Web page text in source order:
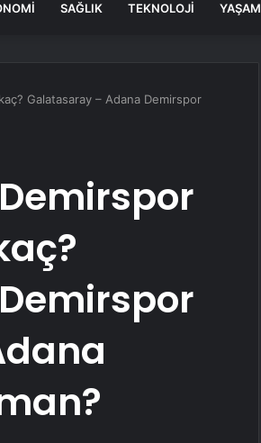
SAĞLIK TEKNOLOJI YAŞAM
Galatasaray – Adana Demirspor